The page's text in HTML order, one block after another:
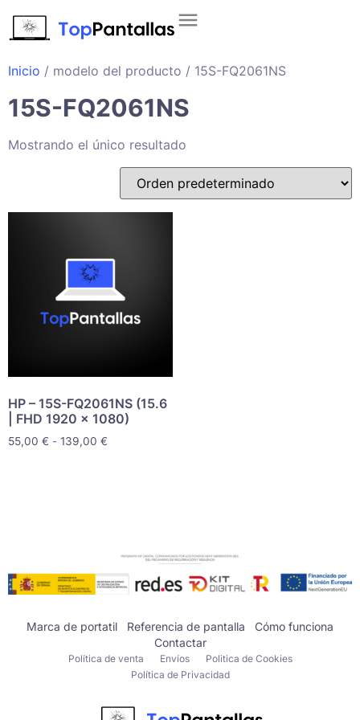
Inicio / modelo del producto / 15S-FQ2061NS
15S-FQ2061NS
Mostrando el único resultado
HP – 15S-FQ2061NS (15.6
| FHD 1920 x 1080)
55,00 € - 139,00 €
Marca de portatil Referencia de pantalla
Cómo funciona
Contactar
Política de venta Envíos
Politica de Cookies
Política de Privacidad